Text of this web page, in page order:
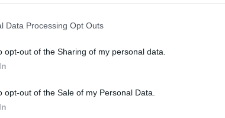
Data Processing Opt Outs
opt-out of the Sharing of my personal data.
opt-out of the Sale of my Personal Data.